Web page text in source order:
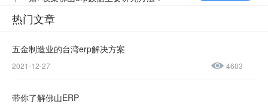
热门文章
五金制造业的台湾erp解决方案
2021-12-27 4603
带你了解佛山ERP